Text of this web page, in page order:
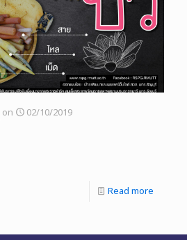
on
02/10/2019
Read more